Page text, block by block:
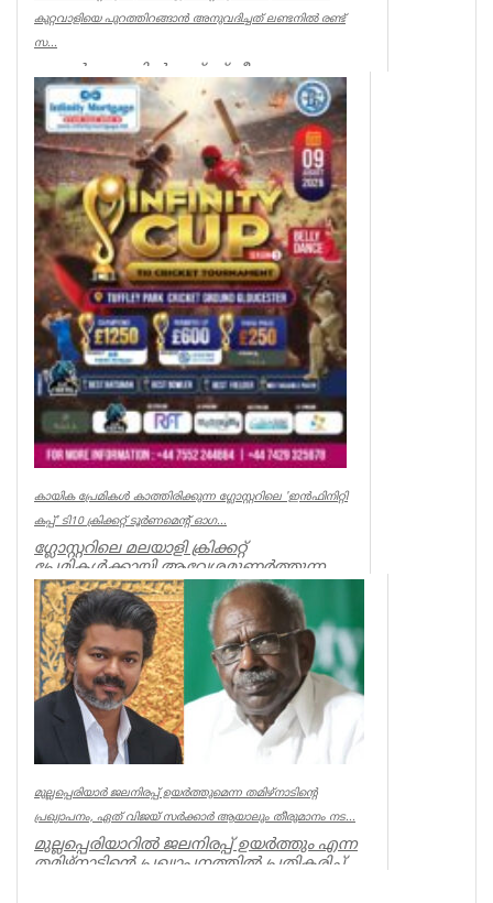
കുറ്റവാളിയെ പുറത്തിറങ്ങാൻ അനുവദിച്ചത് ലണ്ടനിൽ രണ്ട്
സ...
ലണ്ടൻ: ലണ്ടനിൽ രണ്ട് സ്ത്രീകളെ
കൊലപ്പെടുത്തിയ സംഭവത്തിൽ
പോലീസിനും പ്രോസിക്യൂഷനും ഗുരുതര
വീഴ്ച്ച സംഭ...
UK NEWS
കായിക പ്രേമികള്‍ കാത്തിരിക്കുന്ന ഗ്ലോസ്റ്ററിലെ 'ഇന്‍ഫിനിറ്റി
കപ്പ്' ടി10 ക്രിക്കറ്റ് ടൂര്‍ണമെന്റ് ഓഗ...
ഗ്ലോസ്റ്ററിലെ മലയാളി ക്രിക്കറ്റ്
പ്രേമികള്‍ക്കായി ആവേശമുണര്‍ത്തുന്ന
'ഇന്‍ഫിനിറ്റി കപ്പ് - സീസണ്‍ 3'...
Associations
മുല്ലപ്പെരിയാർ ജലനിരപ്പ് ഉയർത്തുമെന്ന തമിഴ്നാടിന്റെ
പ്രഖ്യാപനം, ഏത് വിജയ് സർക്കാർ ആയാലും തീരുമാനം നട...
മുല്ലപ്പെരിയാറിൽ ജലനിരപ്പ് ഉയർത്തും എന്ന
തമിഴ്നാടിന്റെ പ്രഖ്യാപനത്തിൽ പ്രതികരിച്ച്